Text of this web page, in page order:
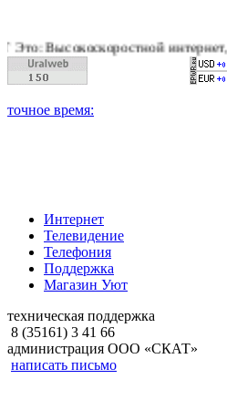
интернет,
Интернет
Телевидение
Телефония
Поддержка
Магазин Уют
техническая поддержка
8 (35161) 3 41 66
администрация ООО «СКАТ»
написать письмо